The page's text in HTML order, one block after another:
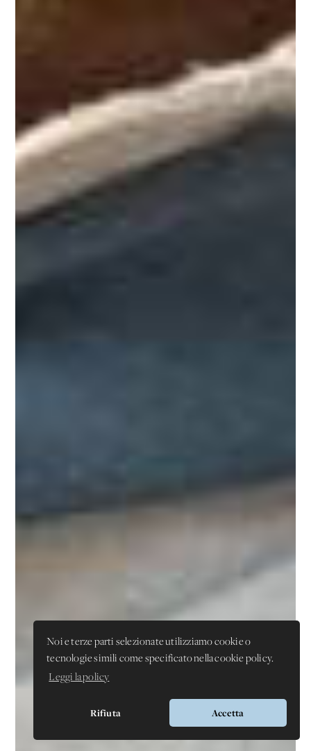
Noi e terze parti selezionate utilizziamo cookie o
tecnologie simili come specificato nella cookie policy.
Leggi la policy
Rifiuta Accetta